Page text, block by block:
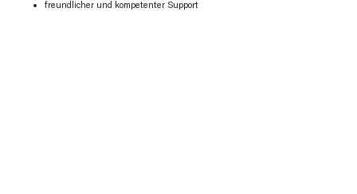
freundlicher und kompetenter Support